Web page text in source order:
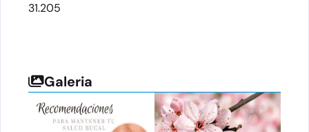
31.205
Galeria